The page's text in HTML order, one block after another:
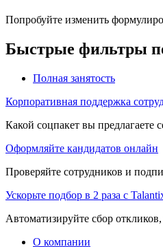
Попробуйте изменить
Быстрые фильтры
Полная занятость
Корпоративная поддержка
Какой соцпакет вы предлагаете
Оформляйте кандидатов онлайн
Проверяйте сотрудников и
Ускорьте подбор в 2 раза с
Автоматизируйте сбор
О компании